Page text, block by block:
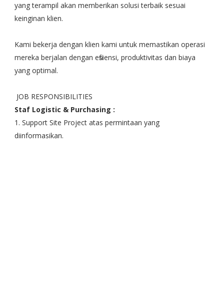
yang terampil akan memberikan solusi terbaik sesuai
keinginan klien.
Kami bekerja dengan klien kami untuk memastikan operasi
mereka berjalan dengan efisiensi, produktivitas dan biaya
yang optimal.
JOB RESPONSIBILITIES
Staf Logistic & Purchasing :
1. Support Site Project atas permintaan yang
diinformasikan.